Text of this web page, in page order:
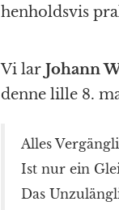
henholdsvis
Vi lar Johann
denne lille 8.
Alles
Ist nur ein
Das